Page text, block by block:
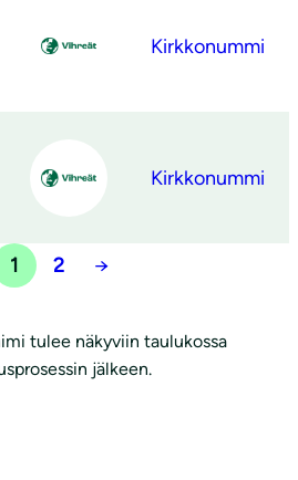
Kirkkonummi
Kirkkonummi
1 2 →
tulee näkyviin taulukossa
jälkeen.